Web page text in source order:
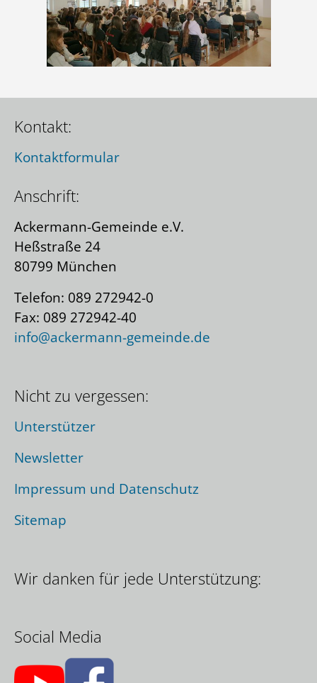
Kontakt:
Kontaktformular
Anschrift:
Ackermann-Gemeinde e.V.
Heßstraße 24
80799 München
Telefon: 089 272942-0
Fax: 089 272942-40
info@ackermann-gemeinde.de
Wir danken für jede Unterstützung:
Social Media
Nicht zu vergessen:
Unterstützer
Newsletter
Impressum und Datenschutz
Sitemap